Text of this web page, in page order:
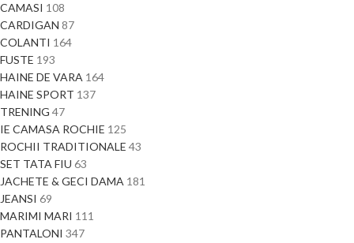
CAMASI 108
CARDIGAN 87
COLANTI 164
FUSTE 193
HAINE DE VARA 164
HAINE SPORT 137
TRENING 47
IE CAMASA ROCHIE 125
ROCHII TRADITIONALE 43
SET TATA FIU 63
JACHETE & GECI DAMA 181
JEANSI 69
MARIMI MARI 111
PANTALONI 347